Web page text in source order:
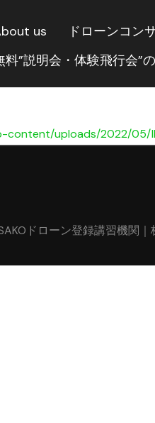
us ドローンコン
料”説明会・体験飛行会”
content/uploads/2022/05/
ドローン登録講習機関｜